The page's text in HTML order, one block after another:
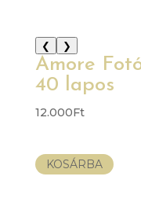
❮ ❯
Amore
40 lapos
12.000Ft
KOSÁRBA